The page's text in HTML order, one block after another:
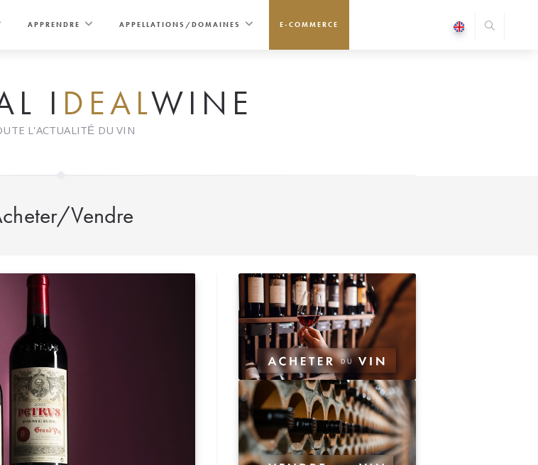
APPRENDRE APPELLATIONS/DOMAINES E-COMMERCE
I DEALWINE
L'ACTUALITÉ DU VIN
Vendre